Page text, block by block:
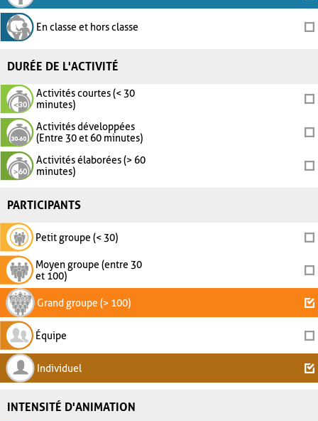
En classe et hors classe
DURÉE DE L'ACTIVITÉ
Activités courtes (< 30
minutes)
Activités développées
(Entre 30 et 60 minutes)
Activités élaborées (> 60
minutes)
PARTICIPANTS
Petit groupe (< 30)
Moyen groupe (entre 30
et 100)
Grand groupe (> 100)
Équipe
Individuel
INTENSITÉ D'ANIMATION